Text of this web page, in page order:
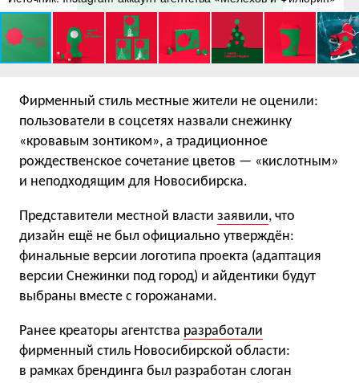
Фирменный стиль местные жители не оценили:
пользователи в соцсетях назвали снежинку
«кровавым зонтиком», а традиционное
рождественское сочетание цветов — «кислотным»
и неподходящим для Новосибирска.
Представители местной власти заявили, что
дизайн ещё не был официально утверждён:
финальные версии логотипа проекта (адаптация
версии Снежинки под город) и айдентики будут
выбраны вместе с горожанами.
Ранее креаторы агентства разработали
фирменный стиль Новосибирской области:
в рамках брендинга был разработан слоган